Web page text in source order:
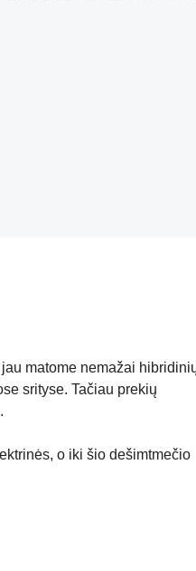
matome nemažai
srityse. Tačiau prekių
o iki šio dešimtmečio